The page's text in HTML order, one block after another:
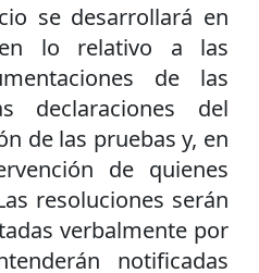
se desarrollará en
lo relativo a las
de las
declaraciones del
de las pruebas y, en
de quienes
resoluciones serán
verbalmente por
notificadas